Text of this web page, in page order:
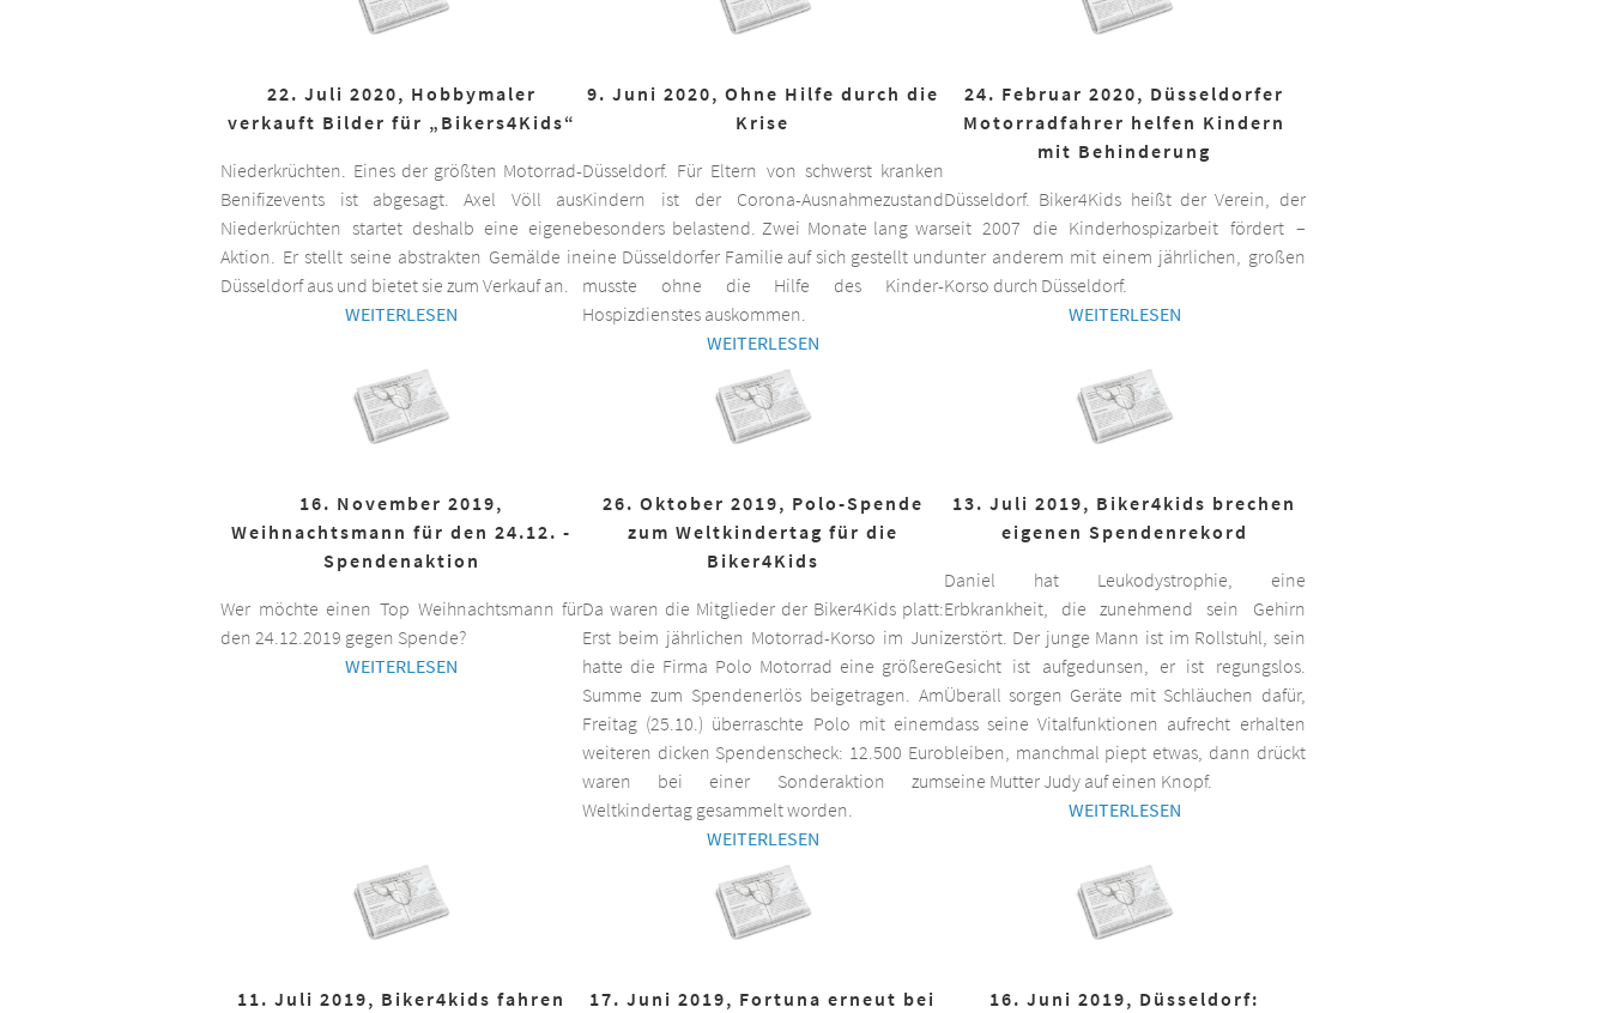
22. Juli 2020, Hobbymaler
verkauft Bilder für „Bikers4Kids“
Niederkrüchten. Eines der größten Motorrad-
Benifizevents ist abgesagt. Axel Völl aus
Niederkrüchten startet deshalb eine eigene
Aktion. Er stellt seine abstrakten Gemälde in
Düsseldorf aus und bietet sie zum Verkauf an.
WEITERLESEN
9. Juni 2020, Ohne Hilfe durch die
Krise
Düsseldorf. Für Eltern von schwerst kranken
Kindern ist der Corona-Ausnahmezustand
besonders belastend. Zwei Monate lang war
eine Düsseldorfer Familie auf sich gestellt und
musste ohne die Hilfe des Kinder-
Hospizdienstes auskommen.
WEITERLESEN
24. Februar 2020, Düsseldorfer
Motorradfahrer helfen Kindern
mit Behinderung
Düsseldorf. Biker4Kids heißt der Verein, der
seit 2007 die Kinderhospizarbeit fördert –
unter anderem mit einem jährlichen, großen
Korso durch Düsseldorf.
WEITERLESEN
16. November 2019,
Weihnachtsmann für den 24.12. -
Spendenaktion
Wer möchte einen Top Weihnachtsmann für
den 24.12.2019 gegen Spende?
WEITERLESEN
26. Oktober 2019, Polo-Spende
zum Weltkindertag für die
Biker4Kids
Da waren die Mitglieder der Biker4Kids platt:
Erst beim jährlichen Motorrad-Korso im Juni
hatte die Firma Polo Motorrad eine größere
Summe zum Spendenerlös beigetragen. Am
Freitag (25.10.) überraschte Polo mit einem
weiteren dicken Spendenscheck: 12.500 Euro
waren bei einer Sonderaktion zum
Weltkindertag gesammelt worden.
WEITERLESEN
13. Juli 2019, Biker4kids brechen
eigenen Spendenrekord
Daniel hat Leukodystrophie, eine
Erbkrankheit, die zunehmend sein Gehirn
zerstört. Der junge Mann ist im Rollstuhl, sein
Gesicht ist aufgedunsen, er ist regungslos.
Überall sorgen Geräte mit Schläuchen dafür,
dass seine Vitalfunktionen aufrecht erhalten
bleiben, manchmal piept etwas, dann drückt
seine Mutter Judy auf einen Knopf.
WEITERLESEN
11. Juli 2019, Biker4kids fahren
17. Juni 2019, Fortuna erneut bei
16. Juni 2019, Düsseldorf: